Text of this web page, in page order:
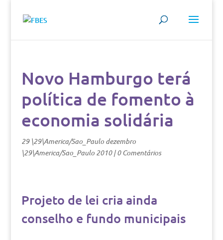
Novo Hamburgo terá
política de fomento à
economia solidária
29 \29\America/Sao_Paulo dezembro
\29\America/Sao_Paulo 2010|0 Comentários
Projeto de lei cria ainda
conselho e fundo municipais